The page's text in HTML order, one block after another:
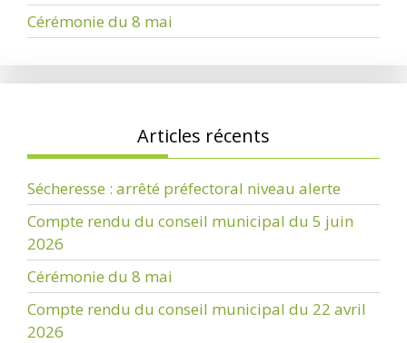
Cérémonie du 8 mai
Articles récents
Sécheresse : arrêté préfectoral niveau alerte
Compte rendu du conseil municipal du 5 juin
2026
Cérémonie du 8 mai
Compte rendu du conseil municipal du 22 avril
2026